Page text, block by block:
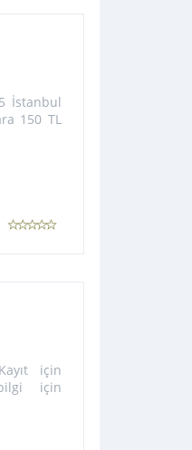
İstanbul
150 TL
için
bilgi için